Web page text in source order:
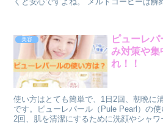
美容
ピューレ
み対策や集
れ！！
使い方はとても簡単で、1日2回、朝晩に
です。ピューレパール（Pule Pearl）の
2回、肌を清潔にするために洗顔やシャワ